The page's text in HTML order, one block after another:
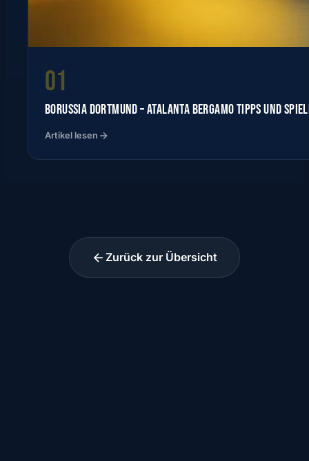
01
BORUSSIA DORTMUND – ATALANTA BERGAMO TIPPS UND
Artikel lesen
Zurück zur Übersicht